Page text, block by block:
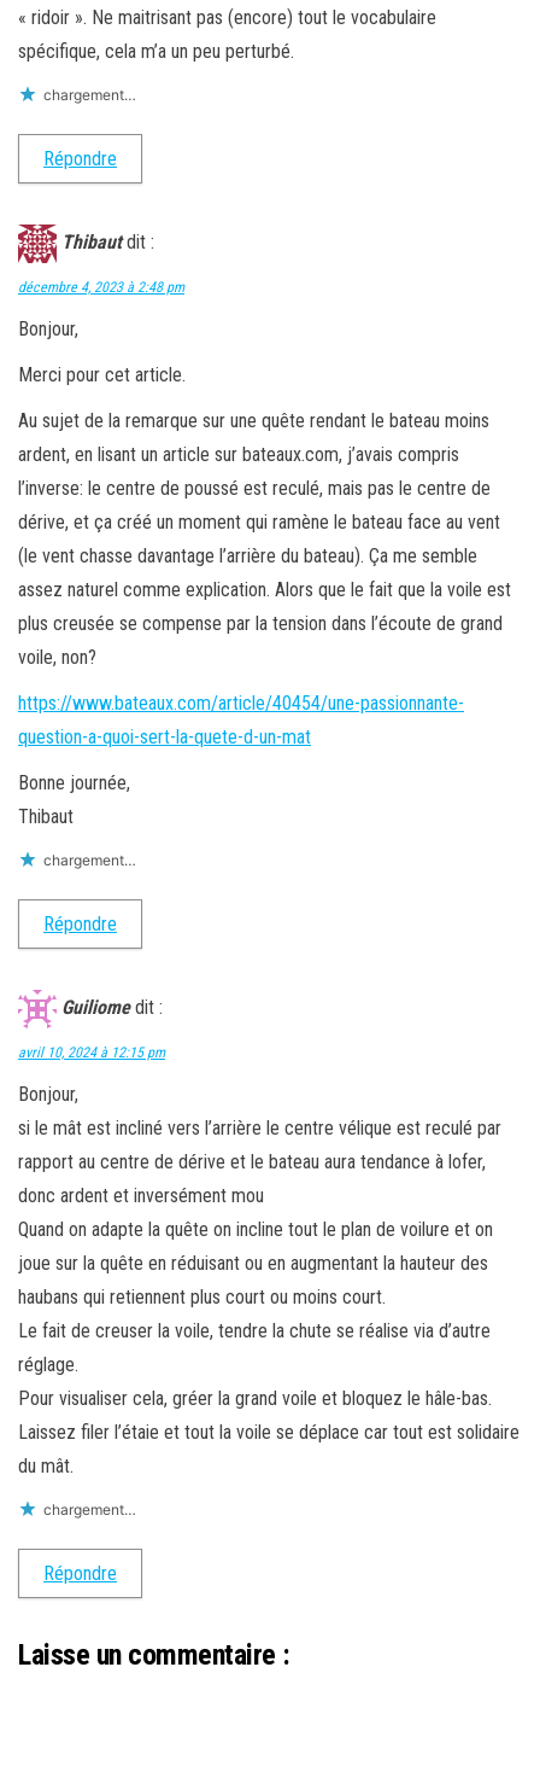
« ridoir ». Ne maitrisant pas (encore) tout le vocabulaire
spécifique, cela m’a un peu perturbé.
chargement…
Répondre
Thibaut dit :
décembre 4, 2023 à 2:48 pm
Bonjour,
Merci pour cet article.
Au sujet de la remarque sur une quête rendant le bateau moins
ardent, en lisant un article sur bateaux.com, j’avais compris
l’inverse: le centre de poussé est reculé, mais pas le centre de
dérive, et ça créé un moment qui ramène le bateau face au vent
(le vent chasse davantage l’arrière du bateau). Ça me semble
assez naturel comme explication. Alors que le fait que la voile est
plus creusée se compense par la tension dans l’écoute de grand
voile, non?
https://www.bateaux.com/article/40454/une-passionnante-
question-a-quoi-sert-la-quete-d-un-mat
Bonne journée,
Thibaut
chargement…
Répondre
Guiliome dit :
avril 10, 2024 à 12:15 pm
Bonjour,
si le mât est incliné vers l’arrière le centre vélique est reculé par
rapport au centre de dérive et le bateau aura tendance à lofer,
donc ardent et inversément mou
Quand on adapte la quête on incline tout le plan de voilure et on
joue sur la quête en réduisant ou en augmentant la hauteur des
haubans qui retiennent plus court ou moins court.
Le fait de creuser la voile, tendre la chute se réalise via d’autre
réglage.
Pour visualiser cela, gréer la grand voile et bloquez le hâle-bas.
Laissez filer l’étaie et tout la voile se déplace car tout est solidaire
du mât.
chargement…
Répondre
Laisse un commentaire :